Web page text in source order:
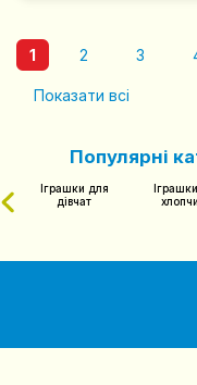
1 2 3
Показати всі
Популярні
Іграшки для
дівчат